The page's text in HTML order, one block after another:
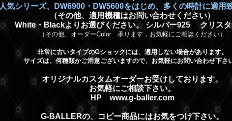
人気シリーズ、DW6900・DW5600をはじめ、多くの時計に適用
（その他、適用機種はお問い合わせください）
White・Blackよりお選びください。 シルバー925 クリス
（その他、オーダーColor 承ります，お気軽にご相談ください）
非常に古いタイプのGショックには、適用しない場合があります。
サイズは、何種類かご用意ございますので、お気軽にお問い合わせ下さ
オリジナルカスタムオーダーお受けしております。
お気軽にご相談下さい。
HP www.g-baller.com
G-BALLERの、コピー商品にはお気をつけ下さい。